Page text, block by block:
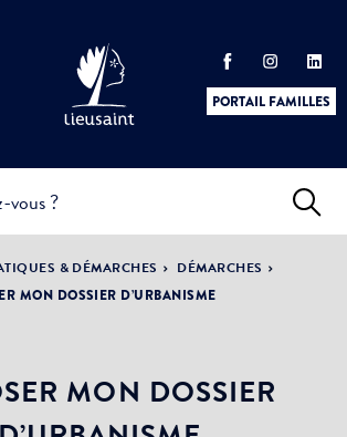
PORTAIL FAMILLES
&
ACTUALITÉS &
ÉVÈNEMENTS
VILLE
DÉMOCRATIE
PARTICIPATIVE
& DÉMARCHES
DÉMARCHES
MON DOSSIER D’URBANISME
MON DOSSIER